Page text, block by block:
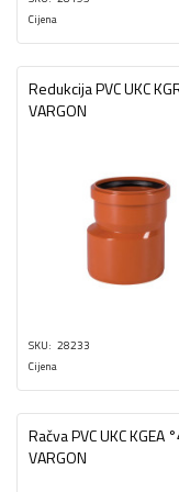
Cijena
Redukcija PVC UKC
VARGON
SKU 28233
Cijena
Račva PVC UKC KGEA
VARGON